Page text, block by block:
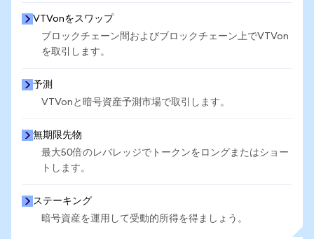
VTVonをスワップ
ブロックチェーン間およびブロックチェーン上でVTVon
を取引します。
予測
VTVonと暗号資産予測市場で取引します。
無期限先物
最大50倍のレバレッジでトークンをロングまたはショー
トします。
ステーキング
暗号資産を運用して受動的所得を得ましょう。